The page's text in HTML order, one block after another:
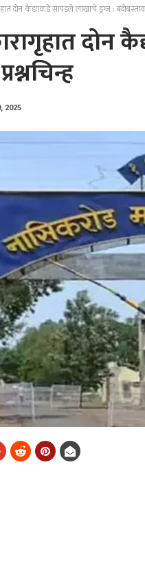
दोन कैद्यांकडे सापडले लाखाचे ड्रग्ज :
दोन
2025